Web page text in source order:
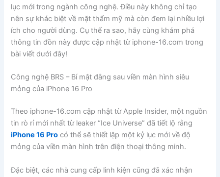
lục mới trong ngành công nghệ. Điều này không chỉ tạo
nên sự khác biệt về mặt thẩm mỹ mà còn đem lại nhiều lợi
ích cho người dùng. Cụ thể ra sao, hãy cùng khám phá
thông tin đồn này được cập nhật từ iphone-16.com trong
bài viết dưới đây!
Công nghệ BRS – Bí mật đằng sau viền màn hình siêu
mỏng của iPhone 16 Pro
Theo iphone-16.com cập nhật từ Apple Insider, một nguồn
tin rò rỉ mới nhất từ leaker “Ice Universe” đã tiết lộ rằng
iPhone 16 Pro có thể sẽ thiết lập một kỷ lục mới về độ
mỏng của viền màn hình trên điện thoại thông minh.
Đặc biệt, các nhà cung cấp linh kiện cũng đã xác nhận